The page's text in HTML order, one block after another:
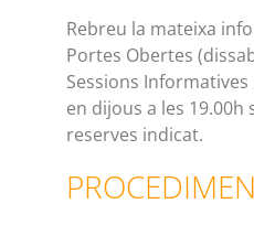
Rebreu la mateixa
Portes Obertes
Sessions
en dijous a les 19.00h
reserves indicat.